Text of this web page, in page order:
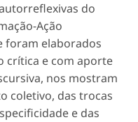
do
Ação
foram elaborados
crítica e com aporte
nos mostram
coletivo, das trocas
e das